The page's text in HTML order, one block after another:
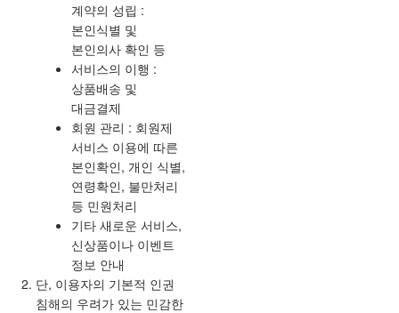
계약의 성립 :
본인식별 및
본인의사 확인 등
서비스의 이행 :
상품배송 및
대금결제
회원 관리 : 회원제
서비스 이용에 따른
본인확인, 개인 식별,
연령확인, 불만처리
등 민원처리
기타 새로운 서비스,
신상품이나 이벤트
정보 안내
단, 이용자의 기본적 인권
침해의 우려가 있는 민감한